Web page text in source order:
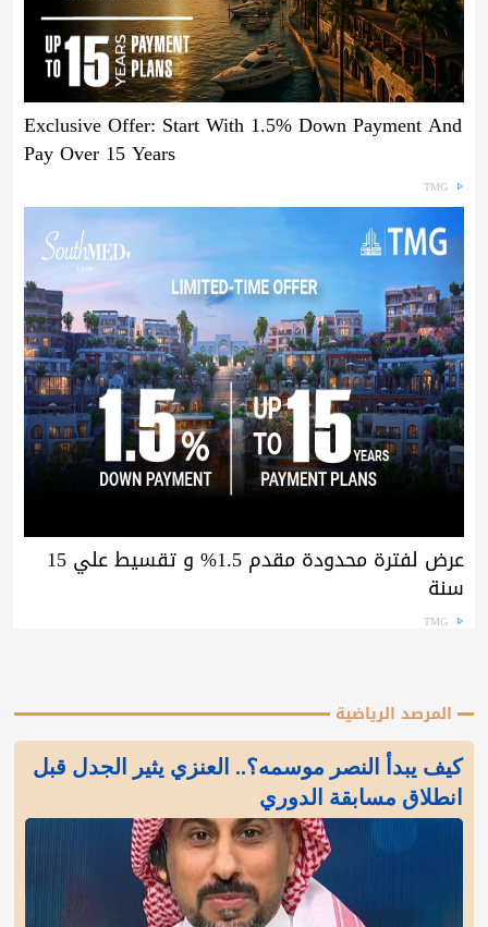
Exclusive Offer: Start With 1.5% Down Payment And
Pay Over 15 Years
TMG
عرض لفترة محدودة مقدم 1.5% و تقسيط علي 15
سنة
TMG
المرصد الرياضية
كيف يبدأ النصر موسمه؟.. العنزي يثير الجدل قبل
انطلاق مسابقة الدوري